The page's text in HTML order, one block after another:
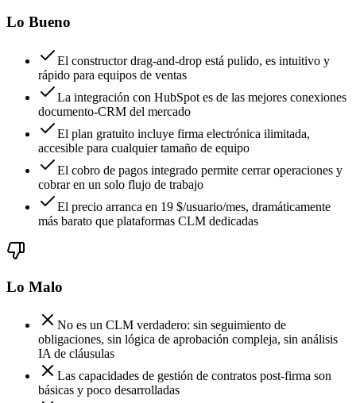
Lo Bueno
El constructor drag-and-drop está pulido, es intuitivo y
rápido para equipos de ventas
La integración con HubSpot es de las mejores conexiones
documento-CRM del mercado
El plan gratuito incluye firma electrónica ilimitada,
accesible para cualquier tamaño de equipo
El cobro de pagos integrado permite cerrar operaciones y
cobrar en un solo flujo de trabajo
El precio arranca en 19 $/usuario/mes, dramáticamente
más barato que plataformas CLM dedicadas
Lo Malo
No es un CLM verdadero: sin seguimiento de
obligaciones, sin lógica de aprobación compleja, sin análisis
IA de cláusulas
Las capacidades de gestión de contratos post-firma son
básicas y poco desarrolladas